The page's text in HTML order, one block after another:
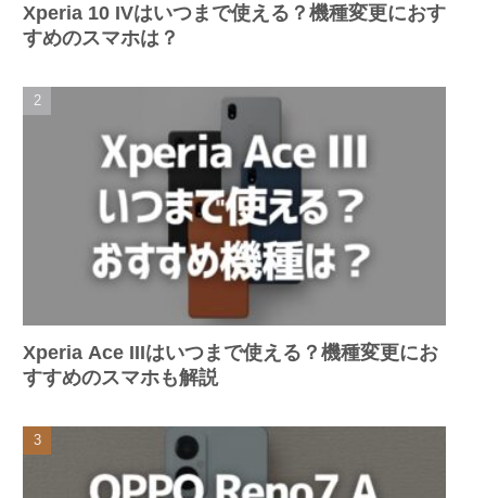
Xperia 10 IVはいつまで使える？機種変更におす
すめのスマホは？
Xperia Ace IIIはいつまで使える？機種変更にお
すすめのスマホも解説